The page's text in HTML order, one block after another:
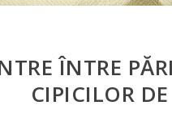
ÎNTRE
CIPICILOR